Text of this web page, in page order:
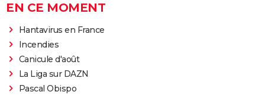
EN CE MOMENT
Hantavirus en France
Incendies
Canicule d'août
La Liga sur DAZN
Pascal Obispo